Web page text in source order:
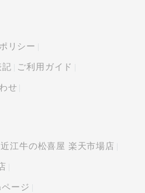
リシー
記 ご利用ガイド
せ
近江牛の松喜屋 楽天市場店
ージ